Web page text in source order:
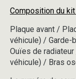
Composition du
Plaque avant /
véhicule) / Garde-
Ouïes de
véhicule) / Bras